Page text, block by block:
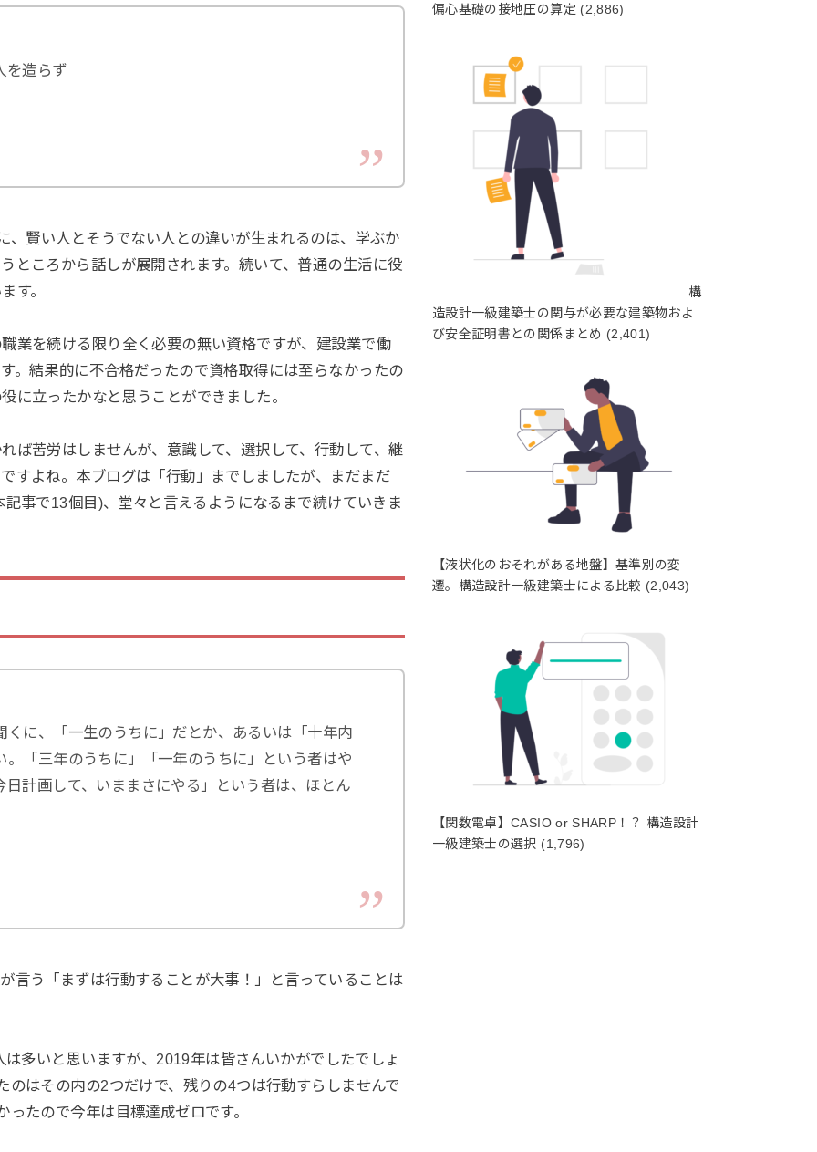
を造らず
、賢い人とそうでない人との違いが生まれるのは、学ぶか
ところから話しが展開されます。続いて、普通の生活に役
す。
業を続ける限り全く必要の無い資格ですが、建設業で働
。結果的に不合格だったので資格取得には至らなかったの
に立ったかなと思うことができました。
ば苦労はしませんが、意識して、選択して、行動して、継
すよね。本ブログは「行動」までしましたが、まだまだ
事で13個目)、堂々と言えるようになるまで続けていきま
に、「一生のうちに」だとか、あるいは「十年内
「三年のうちに」「一年のうちに」という者はや
計画して、いままさにやる」という者は、ほとん
言う「まずは行動することが大事！」と言っていることは
多いと思いますが、2019年は皆さんいかがでしたでしょ
のはその内の2つだけで、残りの4つは行動すらしませんで
たので今年は目標達成ゼロです。
偏心基礎の接地圧の算定 (2,886)
構
造設計一級建築士の関与が必要な建築物およ
び安全証明書との関係まとめ (2,401)
【液状化のおそれがある地盤】基準別の変
遷。構造設計一級建築士による比較 (2,043)
【関数電卓】CASIO or SHARP！？ 構造設計
一級建築士の選択 (1,796)